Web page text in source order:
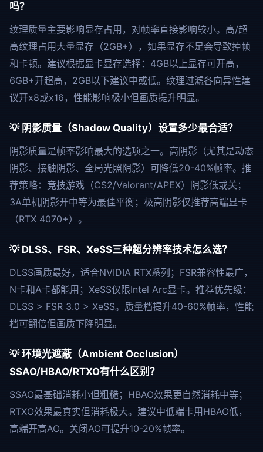
吗？
纹理质量主要影响显存占用，对帧率直接影响较小。高/超
高纹理占用大量显存（2GB+），如果显存不足会导致掉帧
和卡顿。建议根据显卡显存选择：4GB以上显存可开高，
6GB+开超高，2GB以下建议中或低。纹理过滤各向异性建
议开x8或x16，性能影响极小但画质提升明显。
💡 阴影质量（Shadow Quality）设置多少最合适？
阴影质量是帧率影响最大的选项之一。高阴影（尤其是动态
阴影、接触阴影、全局光照阴影）可降低20-40%帧率。推
荐策略：竞技游戏（CS2/Valorant/APEX）阴影低或关；
3A单机阴影开中等为最佳平衡；极高阴影仅推荐高端显卡
（RTX 4070+）。
💡 DLSS、FSR、XeSS三种超分辨率技术怎么选？
DLSS画质最好，适合NVIDIA RTX系列；FSR兼容性最广，
N卡和A卡都能用；XeSS仅限Intel Arc显卡。推荐优先级：
DLSS > FSR 3.0 > XeSS。质量档提升40-60%帧率，性能
档可翻倍但画质下降明显。
💡 环境光遮蔽（Ambient Occlusion）
SSAO/HBAO/RTXO有什么区别？
SSAO最基础消耗小但粗糙；HBAO效果更自然消耗中等；
RTXO效果最真实但消耗极大。建议中低端卡用HBAO低，
高端开高AO。关闭AO可提升10-20%帧率。